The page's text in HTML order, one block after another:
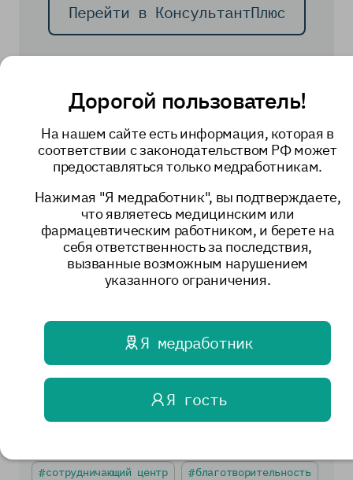
Перейти в КонсультантПлюс
правовые документы
5588 Поделиться
Вернуться назад
мероприятия полезная информация
правовые документы
гуманитарная помощь региональные новости
сотрудничающий центр благотворительность
Дорогой пользователь!
На нашем сайте есть информация, которая в
соответствии с законодательством РФ может
предоставляться только медработникам.
Нажимая "Я медработник", вы подтверждаете,
что являетесь медицинским или
фармацевтическим работником, и берете на
себя ответственность за последствия,
вызванные возможным нарушением
указанного ограничения.
Я медработник
Я гость